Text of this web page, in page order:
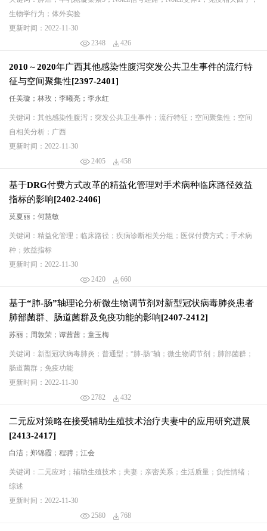
生物学行为；体外实验
2348 426
更新时间：2022-11-30
2010～2020年广西其他感染性腹泻突发公共卫生事件的流行特
征与空间聚集性[2397-2401]
任美璇；林玫；李曦亮；李永红
关键词：其他感染性腹泻；突发公共卫生事件；流行特征；空间聚集性；空间
自相关分析；广西
2405 458
更新时间：2022-11-30
基于DRG付费方式改革的精益化管理对手术病种临床路径效益
指标的影响[2402-2406]
莫夏丽；何慧敏
关键词：精益化管理；临床路径；疾病诊断相关分组；医保付费方式；手术病
种；效益指标
2420 660
更新时间：2022-11-30
基于“肺-肠”轴理论分析微生物调节剂对新型冠状病毒肺炎患者
肺部菌群、肠道菌群及免疫功能的影响[2407-2412]
苏丽；周敦荣；谭茜茜；童玉梅
关键词：新型冠状病毒肺炎；普通型；“肺-肠”轴；微生物调节剂；肺部菌群；
肠道菌群；免疫功能
2782 432
更新时间：2022-11-30
二元应对策略在接受辅助生殖技术治疗夫妻中的应用研究进展
[2413-2417]
白洁；郑锦霞；程骋；江会
关键词：二元应对；辅助生殖技术；夫妻；亲密关系；生活质量；负性情绪；
综述
2580 768
更新时间：2022-11-30